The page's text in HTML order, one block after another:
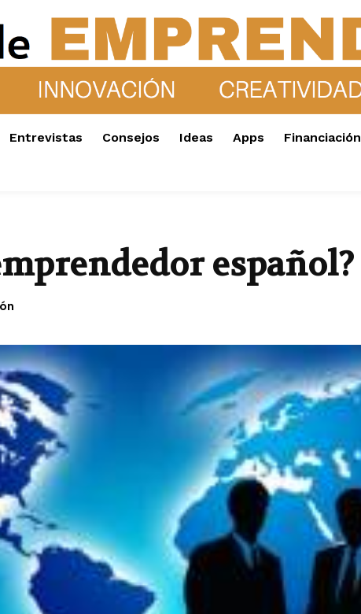
Entrevistas Consejos Ideas Apps Financiación
español?